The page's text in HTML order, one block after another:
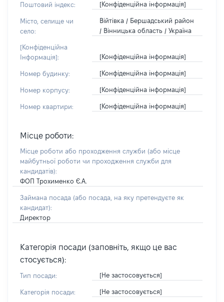
Поштовий індекс: [Конфіденційна інформація]
Місто, селище чи
село:
Війтівка / Бершадський район
/ Вінницька область / Україна
[Конфіденційна
Інформація]:
[Конфіденційна інформація]
Номер будинку: [Конфіденційна інформація]
Номер корпусу: [Конфіденційна інформація]
Номер квартири: [Конфіденційна інформація]
Місце роботи:
Місце роботи або проходження служби (або місце
майбутньої роботи чи проходження служби для
кандидатів):
ФОП Трохименко Є.А.
Займана посада (або посада, на яку претендуєте як
кандидат):
Директор
Категорія посади (заповніть, якщо це вас
стосується):
Тип посади: [Не застосовується]
Категорія посади: [Не застосовується]